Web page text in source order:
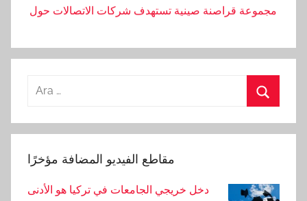
العالم
بدأت الحكومة الأمريكية باستخدام أدوات الذكاء
أصيب عامل بجروح خطيرة بعد سقوطه من ارتفاع أثناء
بناء شقة سكنية
Arama:
مقاطع الفيديو المضافة مؤخرًا
دخل خريجي الجامعات في تركيا هو الأدنى